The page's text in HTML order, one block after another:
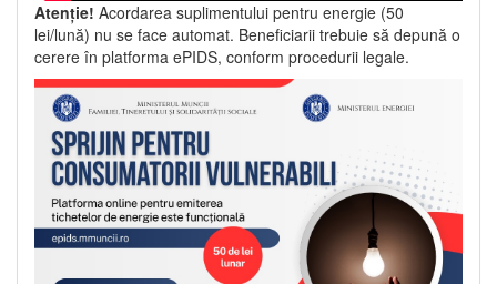
Atenție! Acordarea suplimentului pentru energie (50
lei/lună) nu se face automat. Beneficiarii trebuie să depună o
cerere în platforma ePIDS, conform procedurii legale.